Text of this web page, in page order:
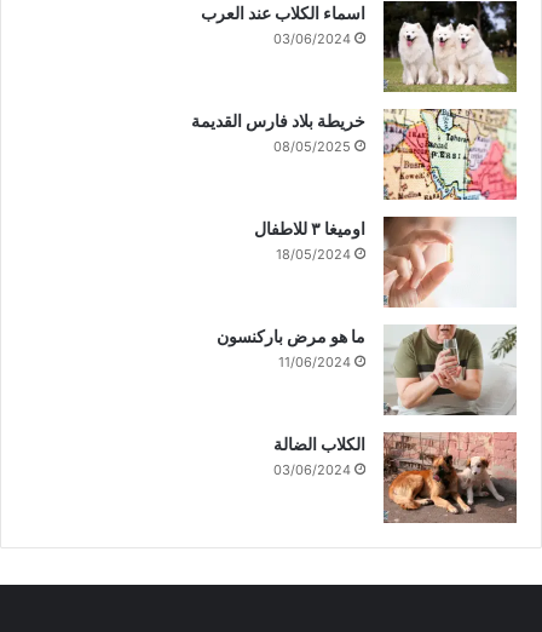
اسماء الكلاب عند العرب
03/06/2024
خريطة بلاد فارس القديمة
08/05/2025
اوميغا ٣ للاطفال
18/05/2024
ما هو مرض باركنسون
11/06/2024
الكلاب الضالة
03/06/2024